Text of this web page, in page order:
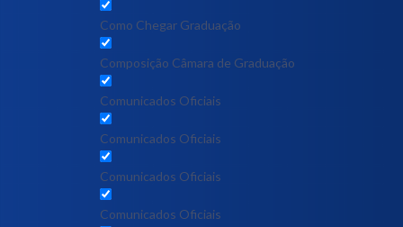
Como Chegar Graduação
Composição Câmara de Graduação
Comunicados Oficiais
Comunicados Oficiais
Comunicados Oficiais
Comunicados Oficiais